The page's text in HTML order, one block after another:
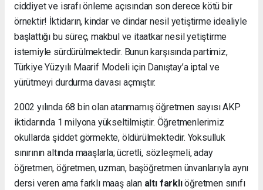
ciddiyet ve israfı önleme açısından son derece kötü bir
örnektir! İktidarın, kindar ve dindar nesil yetiştirme idealiyle
başlattığı bu süreç, makbul ve itaatkar nesil yetiştirme
istemiyle sürdürülmektedir. Bunun karşısında partimiz,
Türkiye Yüzyılı Maarif Modeli için Danıştay’a iptal ve
yürütmeyi durdurma davası açmıştır.
2002 yılında 68 bin olan atanmamış öğretmen sayısı AKP
iktidarında 1 milyona yükseltilmiştir. Öğretmenlerimiz
okullarda şiddet görmekte, öldürülmektedir. Yoksulluk
sınırının altında maaşlarla; ücretli, sözleşmeli, aday
öğretmen, öğretmen, uzman, başöğretmen ünvanlarıyla aynı
dersi veren ama farklı maaş alan altı farklıöğretmen sınıfı